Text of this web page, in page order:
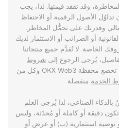
وقد تفقد قيمتها. لذا، يجب
تداوُل الأصول الرقمية أو الاحتفاظ
وقدرتك على تحمُّل المخاطر.
أو الضرائب أو الاستثمار لديك
الخاصة. لا تُقدَّم جميع منتجاتنا
يُرجى الرجوع إلى شروط
. تخضع محفظة OKX Web3 وكل من
الخدمة منفصلة.
الصناعي، لذا يُرجى العلم
دقيقة أو كاملة أو مُحدّثة، وليس
توصية استثمارية (ب) أو عرض أو